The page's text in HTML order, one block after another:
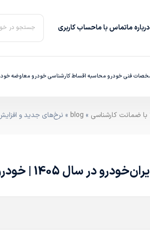
درباره‌ ماتماس با ماحساب کاربری جستجو در
فنی خودرو محاسبه اقساطکارشناسی خودرو معاوضه
»
blog » نرخ‌های جدید و افزایش قیمت
سال 1405 | خودروشاپ